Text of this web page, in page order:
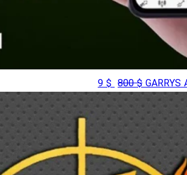
$
800
قیمت
اصلی
$ 800
بود.
$
9 قیمت
فعلی
$ 9
است.